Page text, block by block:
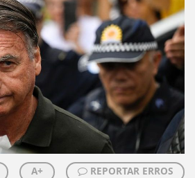
A+ REPORTAR ERROS